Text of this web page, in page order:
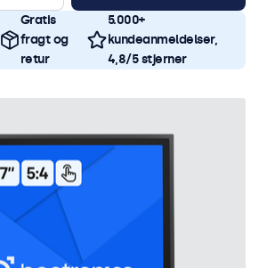
Gratis
fragt og
retur
5.000+
kundeanmeldelser,
4,8/5 stjerner